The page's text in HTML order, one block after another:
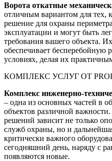
Ворота откатные
отличным вариантом для тех,
решение для охраны
эксплуатации и могут быть
требования вашего объекта.
обеспечивает
условиях, делая их
КОМПЛЕКС УСЛУГ ОТ
Комплекс инженерно-
– одна из основных частей в
объектов различной
решений зависит не только
служб охраны, но и
критически важного
сегодняшний день, наряду с
появляются новые.